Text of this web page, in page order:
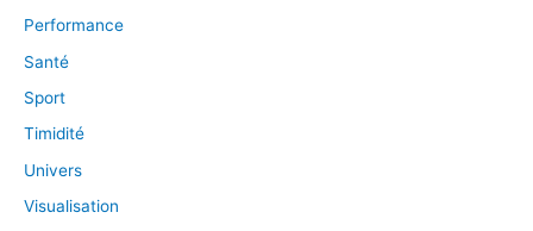
Performance
Santé
Sport
Timidité
Univers
Visualisation